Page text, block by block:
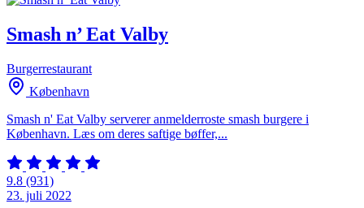
Smash n’ Eat Valby
Burgerrestaurant
København
Smash n' Eat Valby serverer anmelderroste smash burgere i
København. Læs om deres saftige bøffer,...
9.8 (931)
23. juli 2022